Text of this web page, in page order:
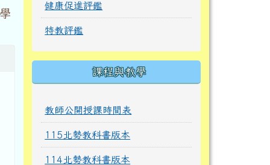
健康促進評鑑
特教評鑑
課程與教學
教師公開授課時間表
115北勢教科書版本
114北勢教科書版本